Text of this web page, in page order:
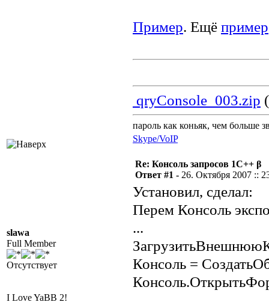
Пример. Ещё пример
qryConsole_003.zip
пароль как коньяк, чем больше
Skype/VoIP
slawa
Full Member
Отсутствует
I Love YaBB 2!
Re: Консоль запросов 1С++ β
Ответ #1 - 26. Октября 2007 ::
Установил, сделал:
Перем Консоль
...
Консоль =